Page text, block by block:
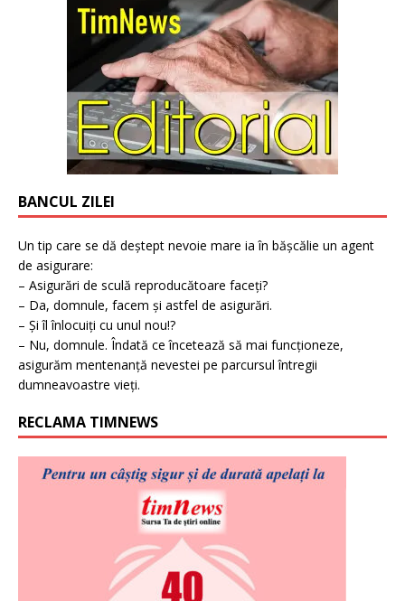
BANCUL ZILEI
Un tip care se dă deștept nevoie mare ia în bășcălie un agent
de asigurare:
– Asigurări de sculă reproducătoare faceți?
– Da, domnule, facem și astfel de asigurări.
– Și îl înlocuiți cu unul nou!?
– Nu, domnule. Îndată ce încetează să mai funcționeze,
asigurăm mentenanță nevestei pe parcursul întregii
dumneavoastre vieți.
RECLAMA TIMNEWS